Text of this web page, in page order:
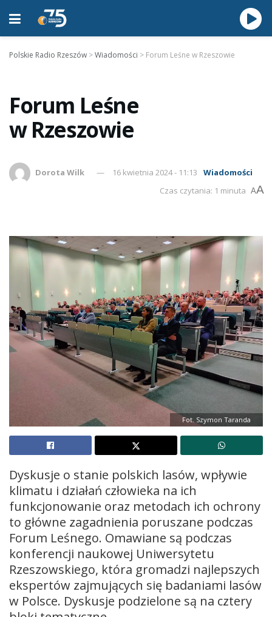
Polskie Radio Rzeszów >Wiadomości > Forum Leśne w Rzeszowie
Forum Leśne
w Rzeszowie
Dorota Wilk 16 kwietnia 2024 - 11:13
Wiadomości
Czas czytania: 1 minuta AA
Fot. Szymon Taranda
Dyskusje o stanie polskich lasów, wpływie
klimatu i działań człowieka na ich
funkcjonowanie oraz metodach ich ochrony
to główne zagadnienia poruszane podczas
Forum Leśnego. Omawiane są podczas
konferencji naukowej Uniwersytetu
Rzeszowskiego, która gromadzi najlepszych
ekspertów zajmujących się badaniami lasów
w Polsce. Dyskusje podzielone są na cztery